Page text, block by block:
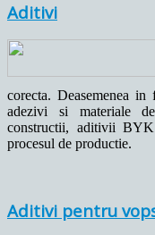
Aditivi
corecta. Deasemenea in
adezivi si materiale
constructii, aditivii BYK
procesul de productie.
Aditivi pentru